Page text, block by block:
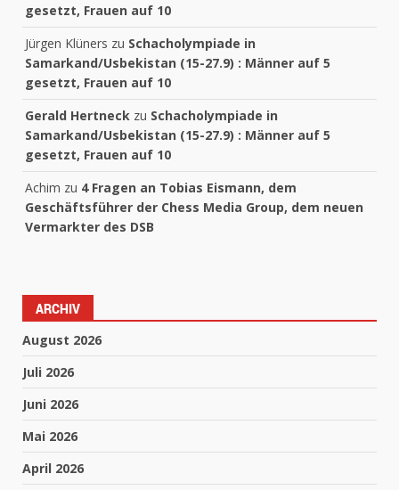
gesetzt, Frauen auf 10
Jürgen Klüners zu Schacholympiade in
Samarkand/Usbekistan (15-27.9) : Männer auf 5
gesetzt, Frauen auf 10
Gerald Hertneck zu Schacholympiade in
Samarkand/Usbekistan (15-27.9) : Männer auf 5
gesetzt, Frauen auf 10
Achim zu 4 Fragen an Tobias Eismann, dem
Geschäftsführer der Chess Media Group, dem neuen
Vermarkter des DSB
ARCHIV
August 2026
Juli 2026
Juni 2026
Mai 2026
April 2026